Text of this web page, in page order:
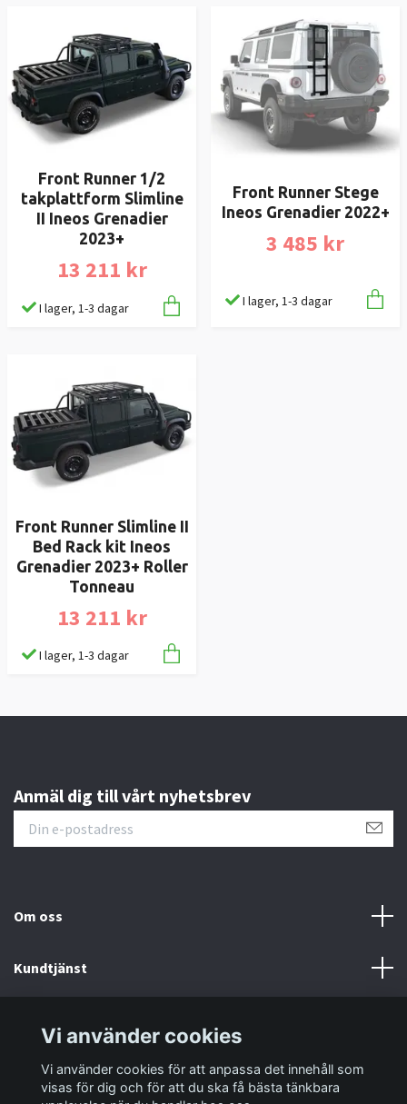
Front Runner 1/2
takplattform Slimline
II Ineos Grenadier
2023+
13 211 kr
I lager, 1-3 dagar
Front Runner Stege
Ineos Grenadier 2022+
3 485 kr
I lager, 1-3 dagar
Front Runner Slimline II
Bed Rack kit Ineos
Grenadier 2023+ Roller
Tonneau
13 211 kr
I lager, 1-3 dagar
Anmäl dig till vårt nyhetsbrev
Om oss
Kundtjänst
Sociala medier
Vi använder cookies
Vi använder cookies för att anpassa det innehåll som
visas för dig och för att du ska få bästa tänkbara